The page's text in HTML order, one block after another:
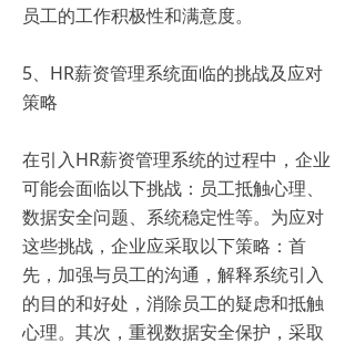
员工的工作积极性和满意度。
5、HR薪资管理系统面临的挑战及应对
策略
在引入HR薪资管理系统的过程中，企业
可能会面临以下挑战：员工抵触心理、
数据安全问题、系统稳定性等。为应对
这些挑战，企业应采取以下策略：首
先，加强与员工的沟通，解释系统引入
的目的和好处，消除员工的疑虑和抵触
心理。其次，重视数据安全保护，采取